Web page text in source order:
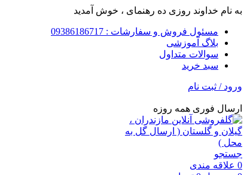
به نام خداوند روزی ده رهنمای ، خوش آمدید
مسئول فروش و سفارشات : 09386186717
بلاگ آموزشی
سوالات متداول
سبد خرید
ورود / ثبت نام
ارسال فوری همه روزه
جستجو
0 علاقه مندی